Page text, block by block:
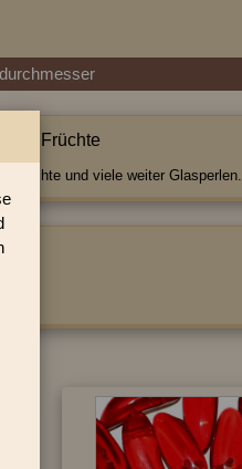
Früchte
Früchte und viele weiter Glasperlen.